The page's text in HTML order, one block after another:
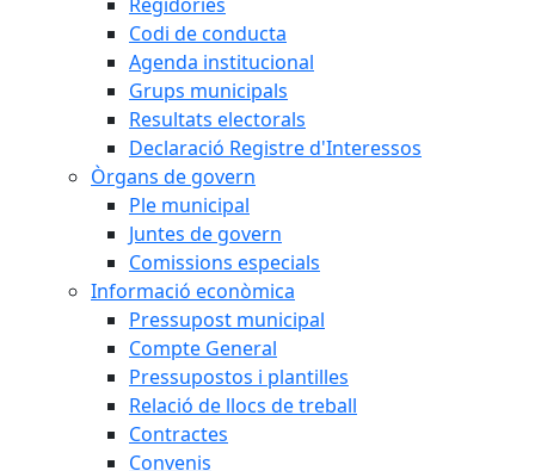
Codi de conducta
Agenda institucional
Grups municipals
Resultats electorals
Declaració Registre d'Interessos
Òrgans de govern
Ple municipal
Juntes de govern
Comissions especials
Informació econòmica
Pressupost municipal
Compte General
Pressupostos i plantilles
Relació de llocs de treball
Contractes
Convenis